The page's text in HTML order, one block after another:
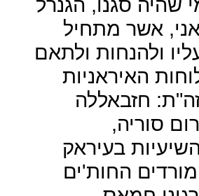
אשר מתחיל
ולהנחות ולתאם
האיראניות
חזבאללה
סוריה,
בעיראק
החות'ים